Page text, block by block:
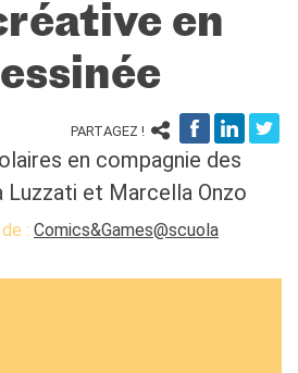
& UNIVERSITÉ
éducative
universitaire
NOUS ?
ISO UNI EN
en
PARTAGEZ !
en compagnie des
Luzzati et Marcella Onzo
: Comics&Games@scuola